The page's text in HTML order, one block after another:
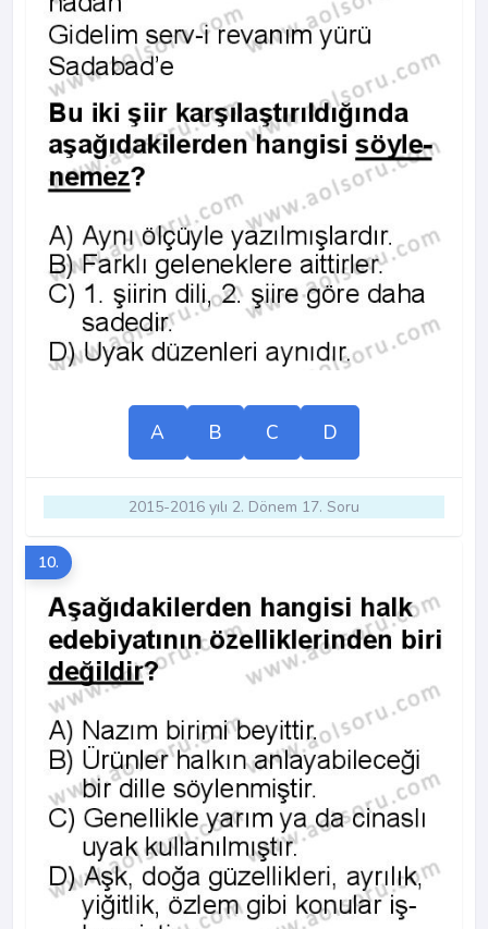
A B C D
2015-2016 yılı 2. Dönem 17. Soru
10.